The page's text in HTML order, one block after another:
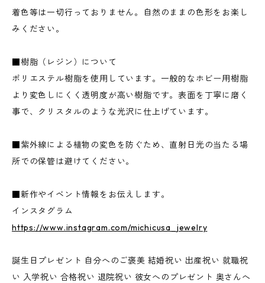
着色等は一切行っておりません。自然のままの色形をお楽し
みください。
■樹脂（レジン）について
ポリエステル樹脂を使用しています。一般的なホビー用樹脂
より変色しにくく透明度が高い樹脂です。表面を丁寧に磨く
事で、クリスタルのような光沢に仕上げています。
■紫外線による植物の変色を防ぐため、直射日光の当たる場
所での保管は避けてください。
■新作やイベント情報をお伝えします。
インスタグラム
https://www.instagram.com/michicusa_jewelry
誕生日プレゼント 自分へのご褒美 結婚祝い 出産祝い 就職祝
い 入学祝い 合格祝い 退院祝い 彼女へのプレゼント 奥さんへ